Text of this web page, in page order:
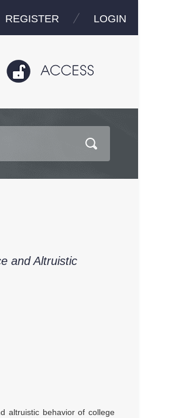
REGISTER LOGIN
and Altruistic
altruistic behavior of college